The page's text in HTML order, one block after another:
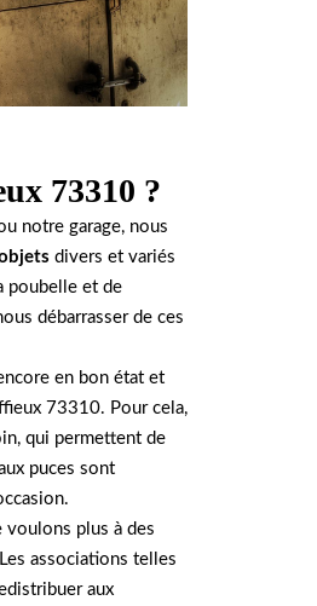
73310 ?
notre garage, nous
divers et variés
poubelle et de
débarrasser de ces
en bon état et
73310. Pour cela,
qui permettent de
puces sont
plus à des
associations telles
aux